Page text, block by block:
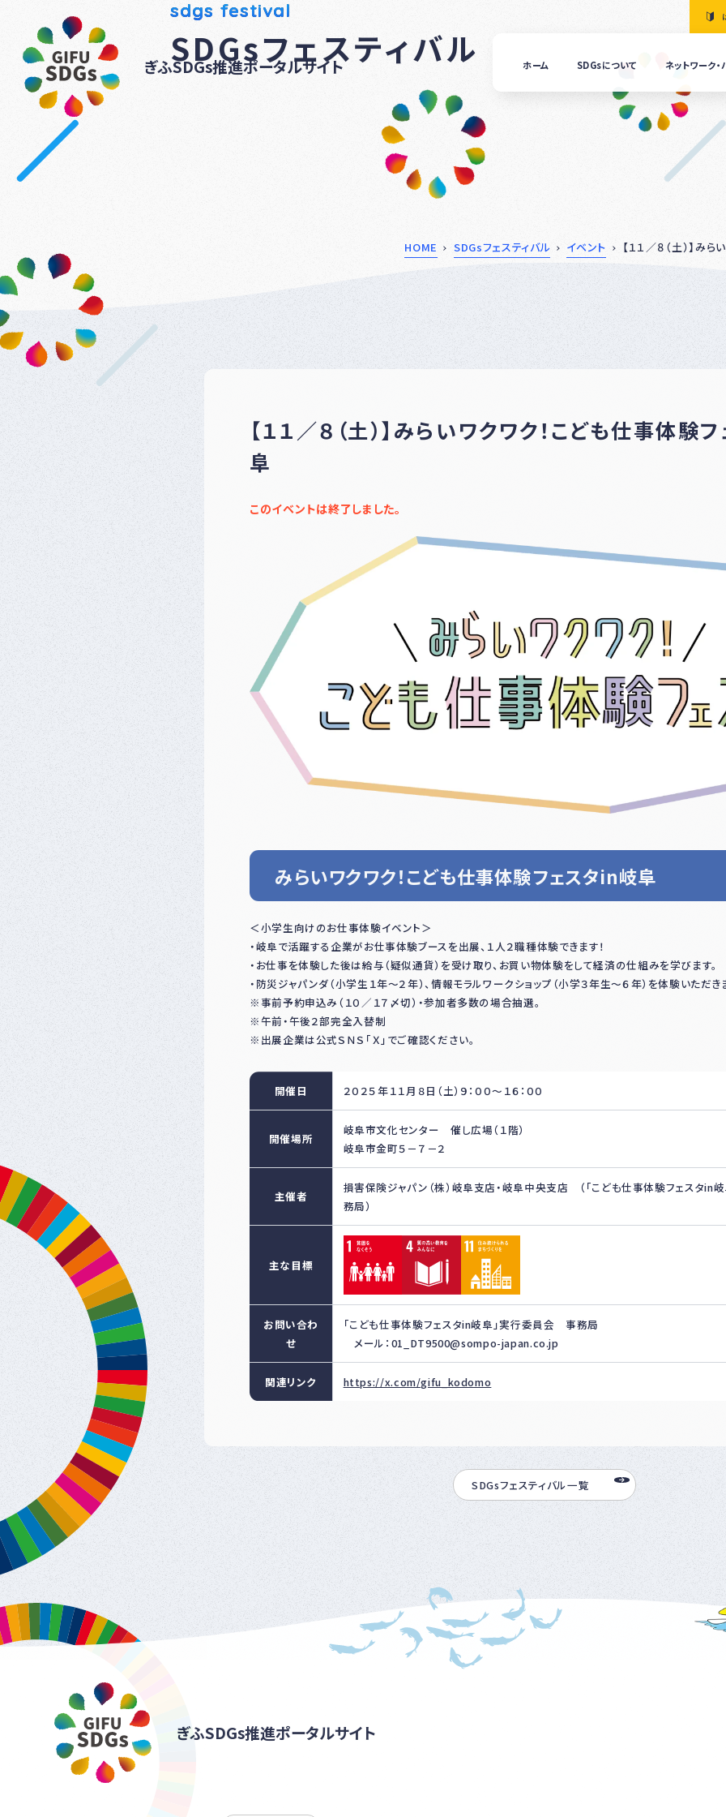
ぎふSDGs推進ポータルサイト ホーム SDGsについて ネットワーク
の国
ぎふ」
につ
いて
ナー
いて
sdgs festival
SDGsフェスティバル
HOME SDGsフェスティバル イベント 【１１／８（土）】み
【１１／８（土）】みらいワクワク！こども仕事体験
阜
このイベントは終了しました。
みらいワクワク！こども仕事体験フェスタin岐阜
＜小学生向けのお仕事体験イベント＞
・岐阜で活躍する企業がお仕事体験ブースを出展、１人２職種体験できます！
・お仕事を体験した後は給与（疑似通貨）を受け取り、お買い物体験をして経済の仕組みを学びます。
・防災ジャパンダ（小学生１年～２年）、情報モラルワークショップ（小学３年生～６年）を体験いただき
※事前予約申込み（１０／１７〆切）・参加者多数の場合抽選。
※午前・午後２部完全入替制
※出展企業は公式ＳＮＳ「Ｘ」でご確認ください。
開催日 ２０２５年１１月８日（土）９：００～１６：００
開催場所
岐阜市文化センター 催し広場（１階）
岐阜市金町５－７－２
主催者
損害保険ジャパン（株）岐阜支店・岐阜中央支店 （「こども仕事体験フェスタ
務局）
主な目標
お問い合わ
せ
「こども仕事体験フェスタin岐阜」実行委員会 事務局
メール：01_DT9500@sompo-japan.co.jp
関連リンク https://x.com/gifu_kodomo
SDGsフェスティバル一覧
ぎふSDGs推進ポータルサイト